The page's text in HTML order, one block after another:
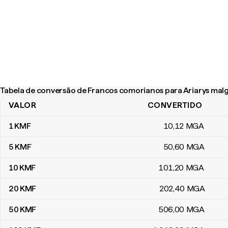
Tabela de conversão de Francos comorianos para Ariarys
Tabela de conversão de Francos comorianos para Ariarys
VALOR CONVERTIDO
1KMF 10,12 MGA
5 KMF 50,60 MGA
10 KMF 101,20 MGA
20 KMF 202,40 MGA
50 KMF 506,00 MGA